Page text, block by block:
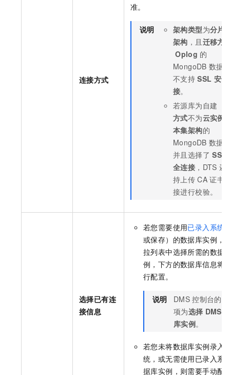
连接方式
准。
说明 架构类型为分片
架构 ，且 迁移方
Oplog 的
MongoDB 数据
不支持 SSL 安
接。
若源库为自建（
方式不为云实例
本集架构的
MongoDB 数据
并且选择了 SSL
全连接 ，DTS 还
持上传 CA 证书
接进行校验。
选择已有连
接信息
若您需要使用已录入系统
或保存）的数据库实例，
拉列表中选择所需的数据
例，下方的数据库信息将
行配置。
说明 DMS 控制台的
项为选择 DMS
库实例。
若您未将数据库实例录入
统，或无需使用已录入系
据库实例，则需要手动配